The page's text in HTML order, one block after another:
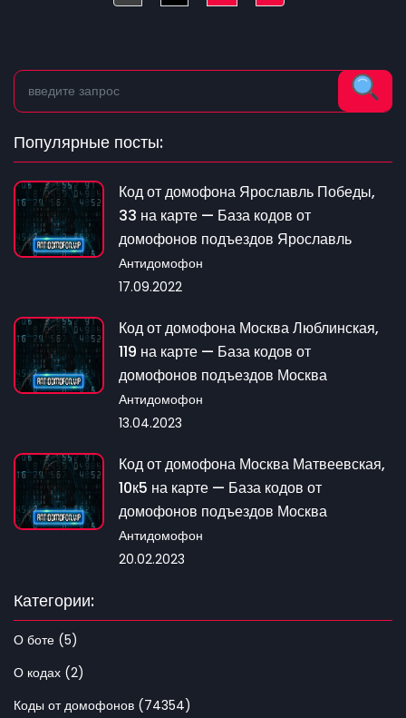
Популярные посты:
Код от домофона Ярославль Победы,
33 на карте — База кодов от
домофонов подъездов Ярославль
Антидомофон
17.09.2022
Код от домофона Москва Люблинская,
119 на карте — База кодов от
домофонов подъездов Москва
Антидомофон
13.04.2023
Код от домофона Москва Матвеевская,
10к5 на карте — База кодов от
домофонов подъездов Москва
Антидомофон
20.02.2023
Категории:
О боте (5)
О кодах (2)
Коды от домофонов (74354)